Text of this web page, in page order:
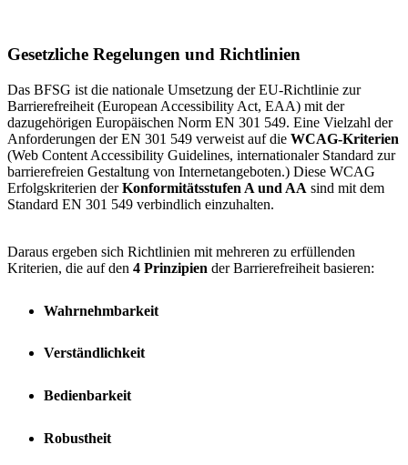
Gesetzliche Regelungen und Richtlinien
Das BFSG ist die nationale Umsetzung der EU-Richtlinie zur
Barrierefreiheit (European Accessibility Act, EAA) mit der
dazugehörigen Europäischen Norm EN 301 549. Eine Vielzahl der
Anforderungen der EN 301 549 verweist auf die WCAG-Kriterien
(Web Content Accessibility Guidelines, internationaler Standard zur
barrierefreien Gestaltung von Internetangeboten.) Diese WCAG
Erfolgskriterien derKonformitätsstufen A und AA sind mit dem
Standard EN 301 549 verbindlich einzuhalten.
Daraus ergeben sich Richtlinien mit mehreren zu erfüllenden
Kriterien, die auf den 4 Prinzipien der Barrierefreiheit basieren:
Wahrnehmbarkeit
Verständlichkeit
Bedienbarkeit
Robustheit